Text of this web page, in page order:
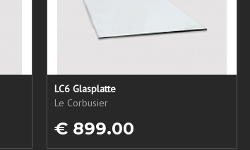
LC6 Glasplatte
Le Corbusier
€ 899.00